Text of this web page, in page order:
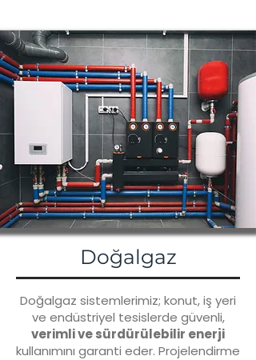
Doğalgaz
Doğalgaz sistemlerimiz; konut, iş yeri
ve endüstriyel tesislerde güvenli,
verimli ve sürdürülebilir enerji
kullanımını garanti eder. Projelendirme